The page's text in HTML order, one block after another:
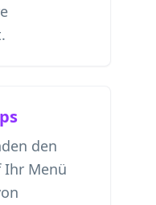
den
Ihr Menü